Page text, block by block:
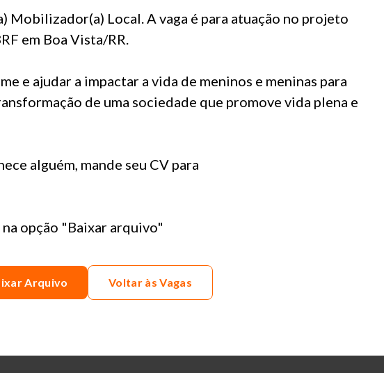
Mobilizador(a) Local. A vaga é para atuação no projeto
em Boa Vista/RR.
e ajudar a impactar a vida de meninos e meninas para
de uma sociedade que promove vida plena e
alguém, mande seu CV para
opção "Baixar arquivo"
Arquivo Voltar às Vagas